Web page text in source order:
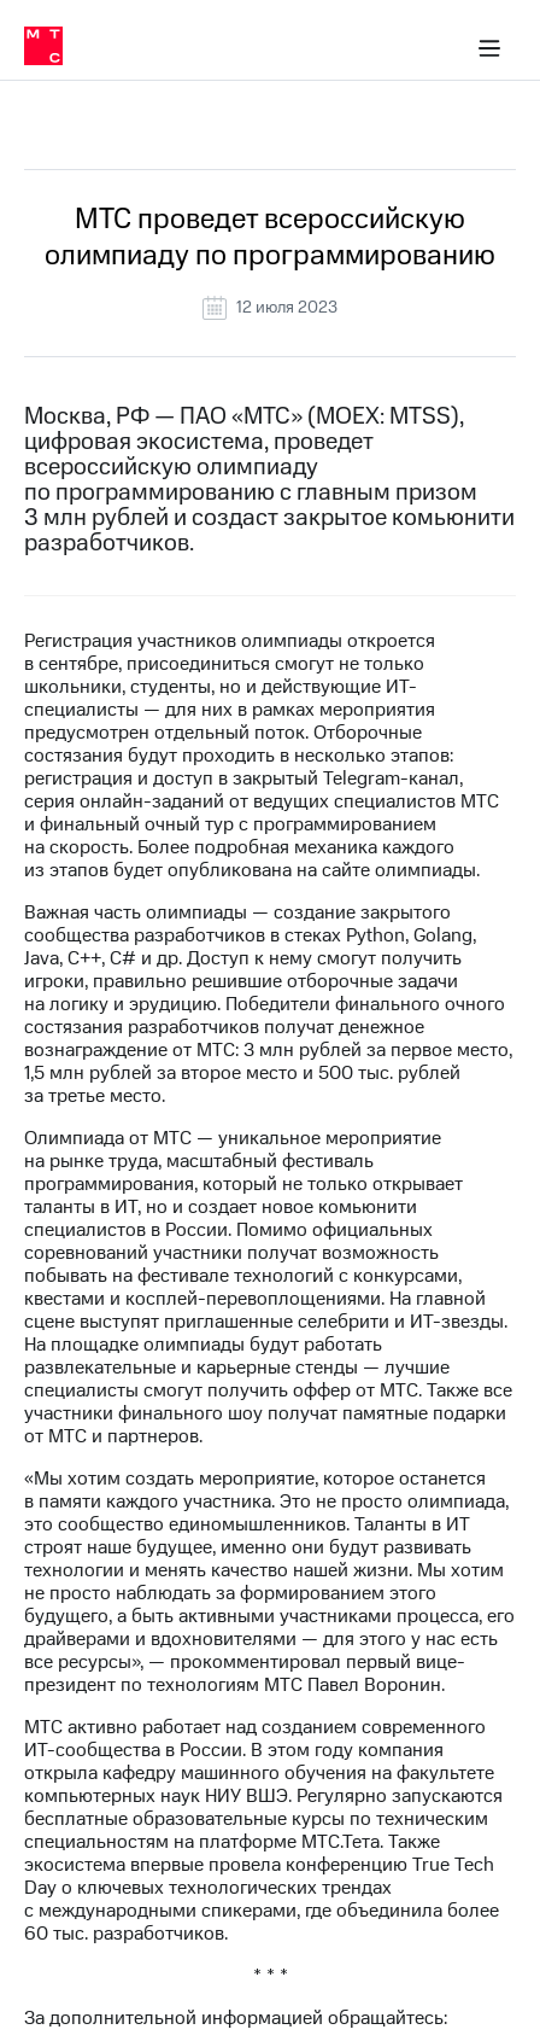
Медиа-центр
и акционерам
Устойчивое развитие
Комплаенс и деловая этика
компании
Карьера
История
компании
Руководство
Контакты
Медиа-центр
Пресс-
релизы
Достижения
Интервью
Финансовая
отчетность
Контакты
Новости
в
и акционерам
Корпоративное
управление
Корпоративный
секретарь
Раскрытие
информации
Информация
акционерам
Документы
ПАО
"МТС"
Собрания
акционеров
Личный
кабинет
акционера
Акционерный
капитал
Контроль
и
аудит
Рынок
акций
Описание
Программа
приобретения
Порядок
выкупа
акций
Дивиденды
облигаций
Описание
Еврооблигации-2023
Уведомление
о
погашении
именных
облигаций
Другое
Реквизиты
Контакты
в МТС
Пресс-
релизы
о технологиях
МТС проведет всероссийскую
олимпиаду по программированию
12 июля 2023
Москва, РФ — ПАО «МТС» (MOEX: MTSS),
цифровая экосистема, проведет
всероссийскую олимпиаду
по программированию с главным призом
3 млн рублей и создаст закрытое комьюнити
разработчиков.
Регистрация участников олимпиады откроется
в сентябре, присоединиться смогут не только
школьники, студенты, но и действующие ИТ-
специалисты — для них в рамках мероприятия
предусмотрен отдельный поток. Отборочные
состязания будут проходить в несколько этапов:
регистрация и доступ в закрытый Telegram-канал,
серия онлайн-заданий от ведущих специалистов МТС
и финальный очный тур с программированием
на скорость. Более подробная механика каждого
из этапов будет опубликована на сайте олимпиады.
Важная часть олимпиады — создание закрытого
сообщества разработчиков в стеках Python, Golang,
Java, С++, С# и др. Доступ к нему смогут получить
игроки, правильно решившие отборочные задачи
на логику и эрудицию. Победители финального очного
состязания разработчиков получат денежное
вознаграждение от МТС: 3 млн рублей за первое место,
1,5 млн рублей за второе место и 500 тыс. рублей
за третье место.
Олимпиада от МТС — уникальное мероприятие
на рынке труда, масштабный фестиваль
программирования, который не только открывает
таланты в ИТ, но и создает новое комьюнити
специалистов в России. Помимо официальных
соревнований участники получат возможность
побывать на фестивале технологий с конкурсами,
квестами и косплей-перевоплощениями. На главной
сцене выступят приглашенные селебрити и ИТ-звезды.
На площадке олимпиады будут работать
развлекательные и карьерные стенды — лучшие
специалисты смогут получить оффер от МТС. Также все
участники финального шоу получат памятные подарки
от МТС и партнеров.
«Мы хотим создать мероприятие, которое останется
в памяти каждого участника. Это не просто олимпиада,
это сообщество единомышленников. Таланты в ИТ
строят наше будущее, именно они будут развивать
технологии и менять качество нашей жизни. Мы хотим
не просто наблюдать за формированием этого
будущего, а быть активными участниками процесса, его
драйверами и вдохновителями — для этого у нас есть
все ресурсы», — прокомментировал первый вице-
президент по технологиям МТС Павел Воронин.
МТС активно работает над созданием современного
ИТ-сообщества в России. В этом году компания
открыла кафедру машинного обучения на факультете
компьютерных наук НИУ ВШЭ. Регулярно запускаются
бесплатные образовательные курсы по техническим
специальностям на платформе МТС.Тета. Также
экосистема впервые провела конференцию True Tech
Day о ключевых технологических трендах
с международными спикерами, где объединила более
60 тыс. разработчиков.
* * *
За дополнительной информацией обращайтесь: